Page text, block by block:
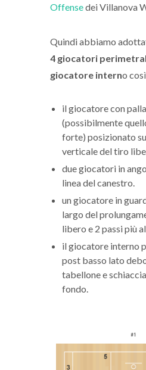
Offensedei Villanova
Quindi abbiamo
4 giocatori
giocatore interno
il giocatore con
(possibilmente
forte) posizionato
verticale del tiro
due giocatori in
linea del canestro.
un giocatore in
largo del
libero e 2 passi più
il giocatore interno
post basso lato
tabellone e
fondo.